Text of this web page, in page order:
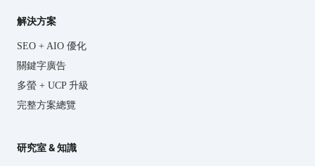
解決方案
SEO + AIO 優化
關鍵字廣告
多螢 + UCP 升級
完整方案總覽
研究室 & 知識